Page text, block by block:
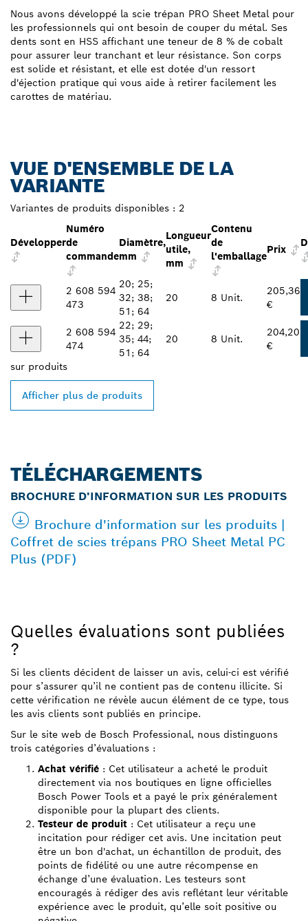
Nous avons développé la scie trépan PRO Sheet Metal pour
les professionnels qui ont besoin de couper du métal. Ses
dents sont en HSS affichant une teneur de 8 % de cobalt
pour assurer leur tranchant et leur résistance. Son corps
est solide et résistant, et elle est dotée d'un ressort
d'éjection pratique qui vous aide à retirer facilement les
carottes de matériau.
VUE D'ENSEMBLE DE LA
VARIANTE
Variantes de produits disponibles : 2
Développer
Numéro
de
commande
Diamètre,
mm
Longueur
utile,
mm
Contenu
de
l'emballage
Prix
2 608 594
473
20; 25;
32; 38;
51; 64
20 8 Unit.
205,36
€
2 608 594
474
22; 29;
35; 44;
51; 64
20 8 Unit.
204,20
€
sur produits
Afficher plus de produits
TÉLÉCHARGEMENTS
BROCHURE D'INFORMATION SUR LES PRODUITS
Brochure d'information sur les produits |
Coffret de scies trépans PRO Sheet Metal PC
Plus (PDF)
Quelles évaluations sont publiées
?
Si les clients décident de laisser un avis, celui-ci est vérifié
pour s’assurer qu’il ne contient pas de contenu illicite. Si
cette vérification ne révèle aucun élément de ce type, tous
les avis clients sont publiés en principe.
Sur le site web de Bosch Professional, nous distinguons
trois catégories d’évaluations :
Achat vérifié : Cet utilisateur a acheté le produit
directement via nos boutiques en ligne officielles
Bosch Power Tools et a payé le prix généralement
disponible pour la plupart des clients.
Testeur de produit : Cet utilisateur a reçu une
incitation pour rédiger cet avis. Une incitation peut
être un bon d'achat, un échantillon de produit, des
points de fidélité ou une autre récompense en
échange d’une évaluation. Les testeurs sont
encouragés à rédiger des avis reflétant leur véritable
expérience avec le produit, qu’elle soit positive ou